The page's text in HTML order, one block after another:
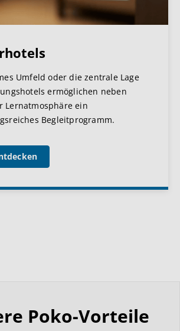
Umfeld oder die zentrale Lage
ermöglichen neben
Lernatmosphäre ein
Begleitprogramm.
Poko-Vorteile